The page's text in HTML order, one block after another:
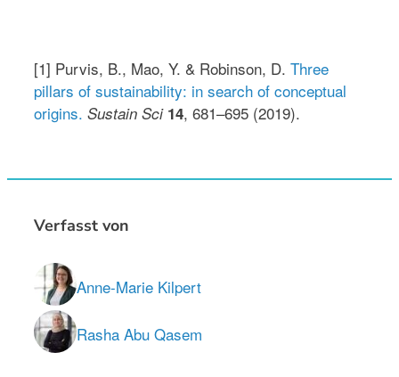
[1] Purvis, B., Mao, Y. & Robinson, D. Three
pillars of sustainability: in search of conceptual
origins. Sustain Sci 14, 681–695 (2019).
Verfasst von
Anne-Marie Kilpert
Rasha Abu Qasem